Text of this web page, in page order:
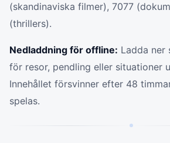
(skandinaviska filmer), 7077
(thrillers).
Nedladdning för offline: Ladda ner
för resor, pendling eller situationer
Innehållet försvinner efter 48
spelas.